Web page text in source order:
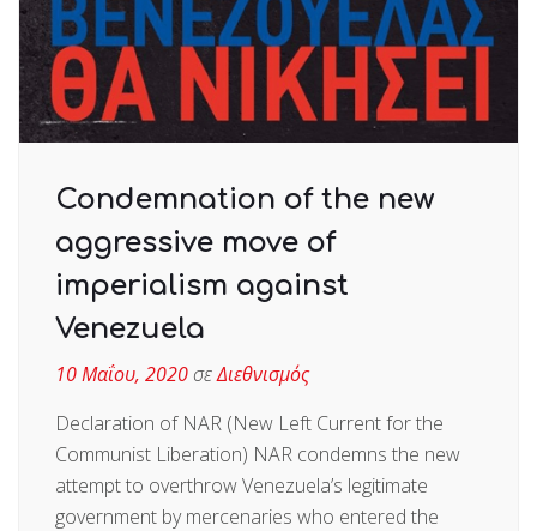
Condemnation of the new
aggressive move of
imperialism against
Venezuela
10 Μαΐου, 2020σεΔιεθνισμός
Declaration of NAR (New Left Current for the
Communist Liberation) NAR condemns the new
attempt to overthrow Venezuela’s legitimate
government by mercenaries who entered the